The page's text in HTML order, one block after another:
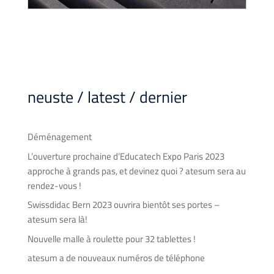
neuste / latest / dernier
Déménagement
L’ouverture prochaine d’Educatech Expo Paris 2023
approche à grands pas, et devinez quoi ? atesum sera au
rendez-vous !
Swissdidac Bern 2023 ouvrira bientôt ses portes –
atesum sera là!
Nouvelle malle à roulette pour 32 tablettes !
atesum a de nouveaux numéros de téléphone